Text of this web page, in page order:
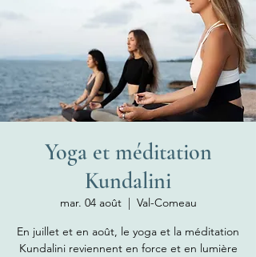
Yoga et méditation
Kundalini
mar. 04 août
  |
Val-Comeau
En juillet et en août, le yoga et la méditation
Kundalini reviennent en force et en lumière